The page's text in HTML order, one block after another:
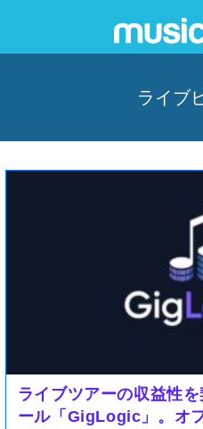
ライブ
ライブツアーの収益性
ール「GigLogic」。オ